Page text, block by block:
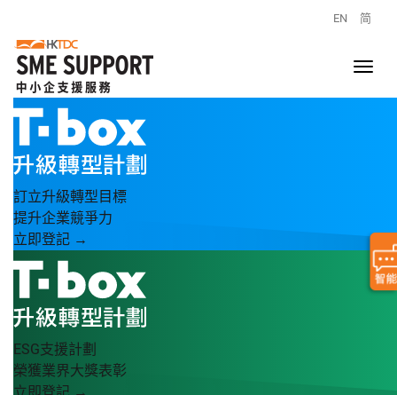
EN 简
訂立升級轉型目標
提升企業競爭力
立即登記 →
ESG支援計劃
榮獲業界大獎表彰